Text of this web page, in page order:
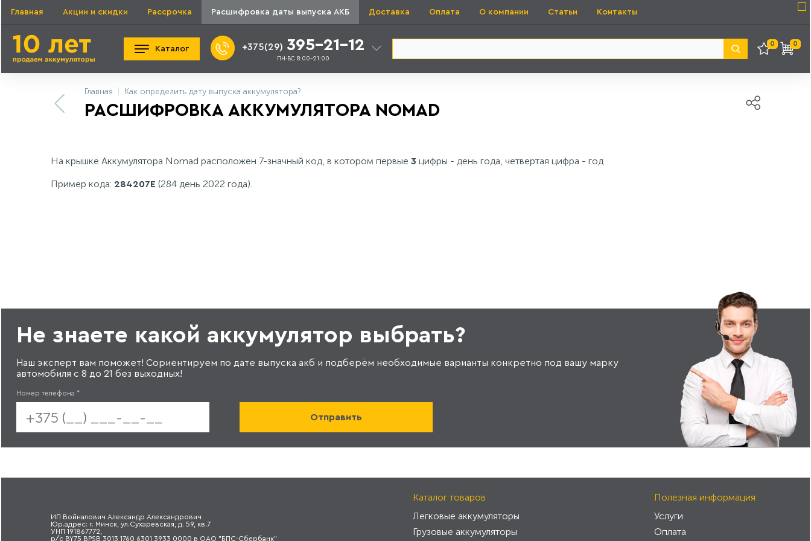
Главная Акции и скидки Рассрочка Расшифровка даты выпуска АКБ Доставка Оплата О компании Статьи Контакты
Каталог +375(29) 395-21-12
ПН-ВС 8:00-21:00
0 0
Главная Как определить дату выпуска аккумулятора?
РАСШИФРОВКА АККУМУЛЯТОРА NOMAD
На крышке Аккумулятора Nomad расположен 7-значный код, в котором первые 3 цифры - день года, четвертая цифра - год
Пример кода: 284207E (284 день 2022 года).
Не знаете какой аккумулятор выбрать?
Наш эксперт вам поможет! Сориентируем по дате выпуска акб и подберём необходимые варианты конкретно под вашу марку
автомобиля с 8 до 21 без выходных!
Номер телефона *
ИП Войналович Александр Александрович
Юр.адрес: г. Минск, ул.Сухаревская, д. 59, кв.7
УНП 191867772,
р/с BY75 BPSB 3013 1760 6301 3933 0000 в ОАО "БПС-Сбербанк"
Каталог товаров
Легковые аккумуляторы
Грузовые аккумуляторы
Полезная информация
Услуги
Оплата